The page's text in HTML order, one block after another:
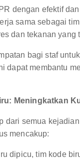
dengan efektif
sama sebagai
dan tekanan yang
bagi staf
dapat membantu
Meningkatkan
dari semua
mencakup:
dipicu, tim kode